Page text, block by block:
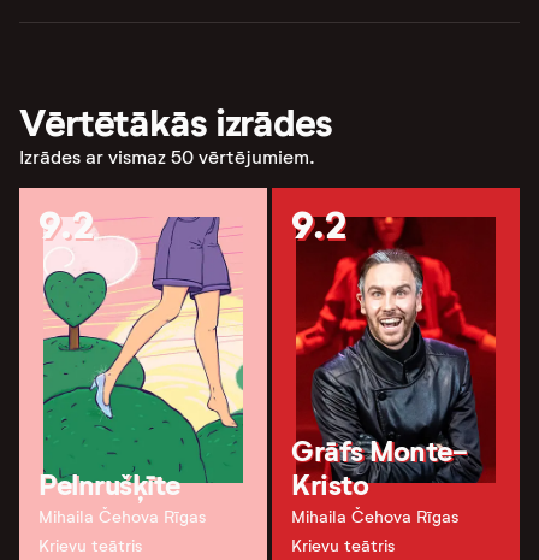
Vērtētākās izrādes
Izrādes ar vismaz 50 vērtējumiem.
9.2
Pelnrušķīte
Mihaila Čehova Rīgas
Krievu teātris
9.2
Grāfs Monte-
Kristo
Mihaila Čehova Rīgas
Krievu teātris